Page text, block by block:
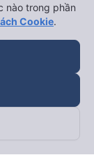
nào trong phần
Cookie.